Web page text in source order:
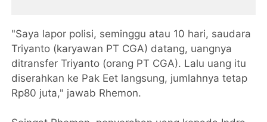
"Saya lapor polisi, seminggu atau 10 hari, saudara
Triyanto (karyawan PT CGA) datang, uangnya
ditransfer Triyanto (orang PT CGA). Lalu uang itu
diserahkan ke Pak Eet langsung, jumlahnya tetap
Rp80 juta," jawab Rhemon.